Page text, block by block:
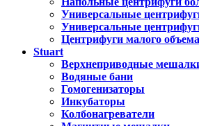
Универсальные
Универсальные
Центрифуги малого объема
Stuart
Верхнеприводные
Водяные бани
Гомогенизаторы
Инкубаторы
Колбонагреватели